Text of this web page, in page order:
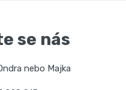
se nás
nebo Majka